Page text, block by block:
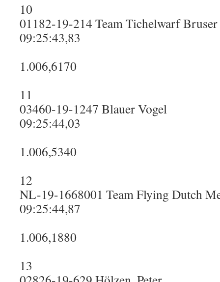
10
01182-19-214 Team Tichelwarf
09:25:43,83
1.006,6170
11
03460-19-1247 Blauer Vogel
09:25:44,03
1.006,5340
12
NL-19-1668001 Team Flying Dutch
09:25:44,87
1.006,1880
13